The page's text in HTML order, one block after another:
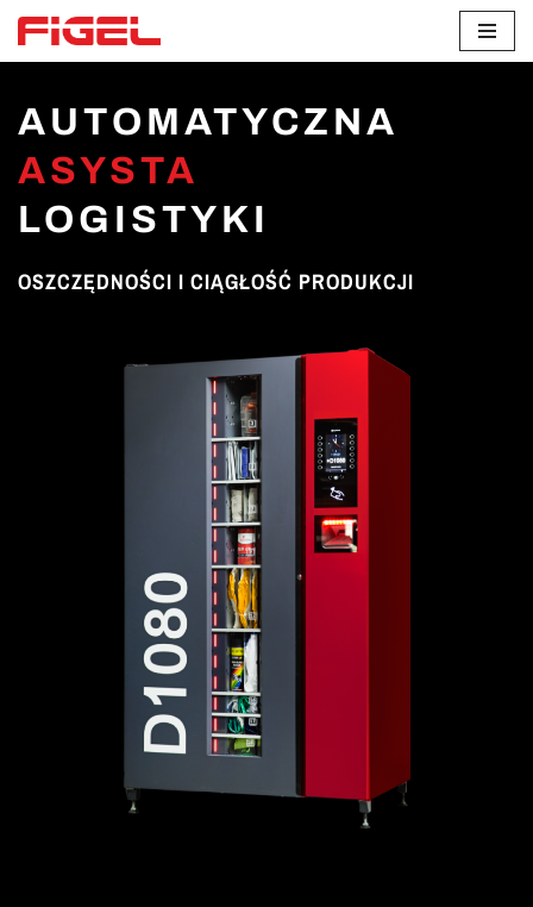
Przejdź
treści
AUTOMATYCZNA
ASYSTA
LOGISTYKI
OSZCZĘDNOŚCI I CIĄGŁOŚĆ PRODUKCJI